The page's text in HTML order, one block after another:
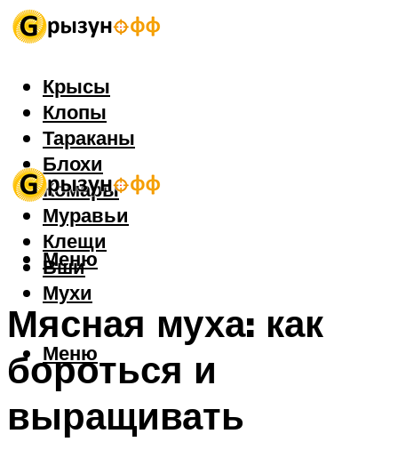
Крысы
Клопы
Тараканы
Блохи
Комары
Муравьи
Клещи
Вши
Мухи
Меню
Меню
Мясная муха: как
бороться и
выращивать